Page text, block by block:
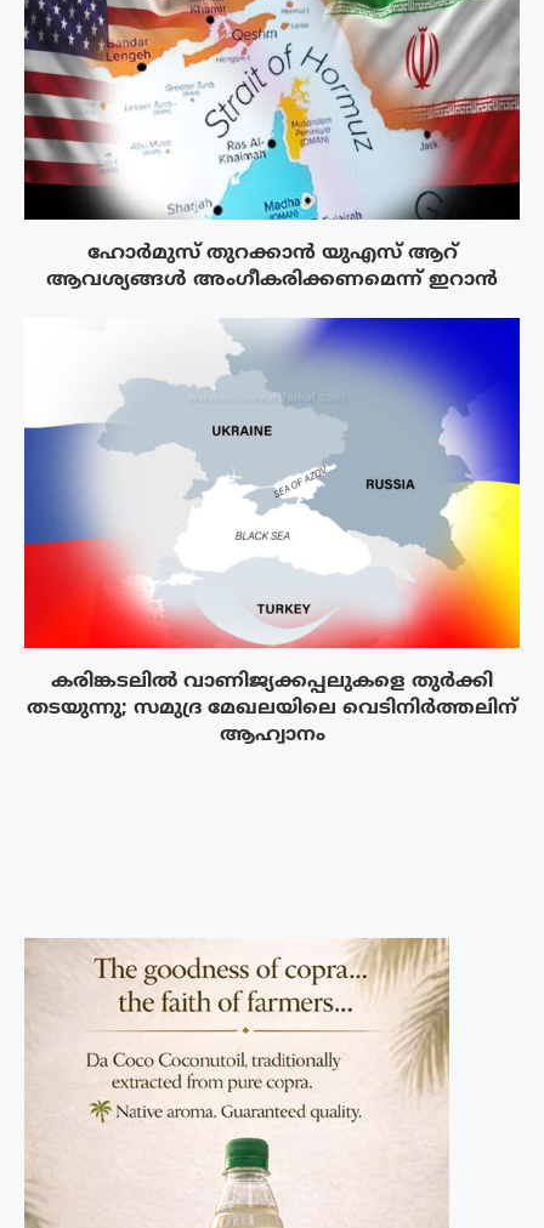
ഹോർമുസ് തുറക്കാൻ യുഎസ് ആറ്
ആവശ്യങ്ങൾ അംഗീകരിക്കണമെന്ന് ഇറാൻ
കരിങ്കടലിൽ വാണിജ്യക്കപ്പലുകളെ തുർക്കി
തടയുന്നു; സമുദ്ര മേഖലയിലെ വെടിനിർത്തലിന്
ആഹ്വാനം